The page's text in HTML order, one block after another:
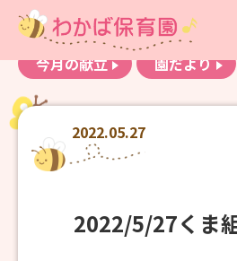
お知らせ
わかばアルバム
今月の献立
園だより
2022.05.27
2022/5/27くま